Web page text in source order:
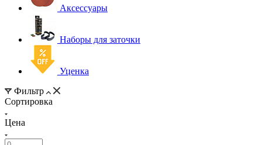
Аксессуары
Наборы для заточки
Уценка
Фильтр
Сортировка
Цена